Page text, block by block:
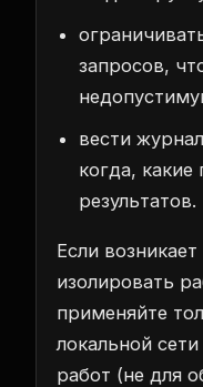
запросов,
вести
когда,
результатов.
Если
изолировать
применяйте
локальной
работ (не для